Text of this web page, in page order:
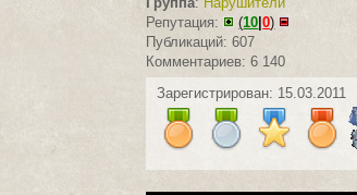
Репутация:
(10 |0)
Публикаций: 607
Комментариев: 6 140
Зарегистрирован: 15.03.2011